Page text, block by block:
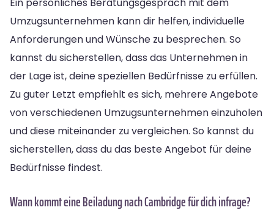
Umzugsunternehmen kann dir helfen, individuelle
Anforderungen und Wünsche zu besprechen. So
kannst du sicherstellen, dass das Unternehmen in
der Lage ist, deine speziellen Bedürfnisse zu erfüllen.
Zu guter Letzt empfiehlt es sich, mehrere Angebote
von verschiedenen Umzugsunternehmen einzuholen
und diese miteinander zu vergleichen. So kannst du
sicherstellen, dass du das beste Angebot für deine
Bedürfnisse findest.
Wann kommt eine Beiladung nach Cambridge für dich infrage?